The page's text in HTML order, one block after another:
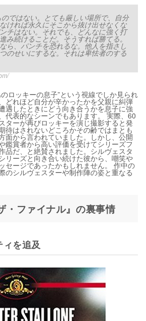
ではない。とても厳しい場所で、自分
ければ永久にそこから抜け出せなくな
チはない。それでも、どんなに強く打
み続けることだ。そうすれば勝てる。
ら、パンチを恐れるな。他人を指さし
のせいにするな。それは卑怯者のする
ロッキーの息子”という視線でしか見られ
どれほど自分が辛かったかを父親に糾弾
遇したときにどう向き合うかを息子に強
代表的なシーンでもあります。 実際、60
ターが再びロッキーを演じ撮影すると発
待はされないどころかその齢ではまとも
面から言われていました。しかし、公開
鑑賞者から高い評価を受けてシリーズフ
品だ、と絶賛されました。シルヴェスタ
リーズと向き合い続けた彼から、嘲笑や
セージであったかもしれません。 作中の
のシルヴェスターや制作陣の姿と重なる
・ファイナル』の裏事情
を追及